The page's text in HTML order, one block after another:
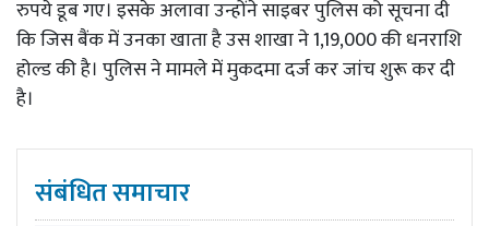
रुपये डूब गए। इसके अलावा उन्होंने साइबर पुलिस को सूचना दी
कि जिस बैंक में उनका खाता है उस शाखा ने 1,19,000 की धनराशि
होल्ड की है। पुलिस ने मामले में मुकदमा दर्ज कर जांच शुरू कर दी
है।
संबंधित समाचार